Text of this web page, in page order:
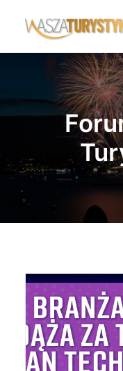
Księga wspomnień
Biura podróży
Transport
Noclegi
Polska
Świat
Wasze Podróże
Wyszukiwanie